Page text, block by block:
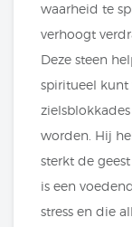
waarheid te
verhoogt
Deze steen
spiritueel kunt
worden. Hij
sterkt de
is een
stress en die